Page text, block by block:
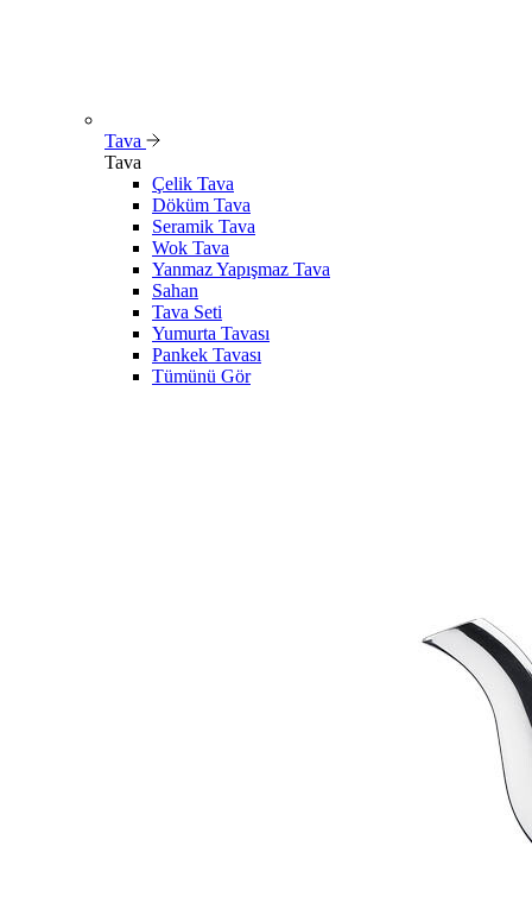
Tava
Tava
Çelik Tava
Döküm Tava
Seramik Tava
Wok Tava
Yanmaz Yapışmaz Tava
Sahan
Tava Seti
Yumurta Tavası
Pankek Tavası
Tümünü Gör